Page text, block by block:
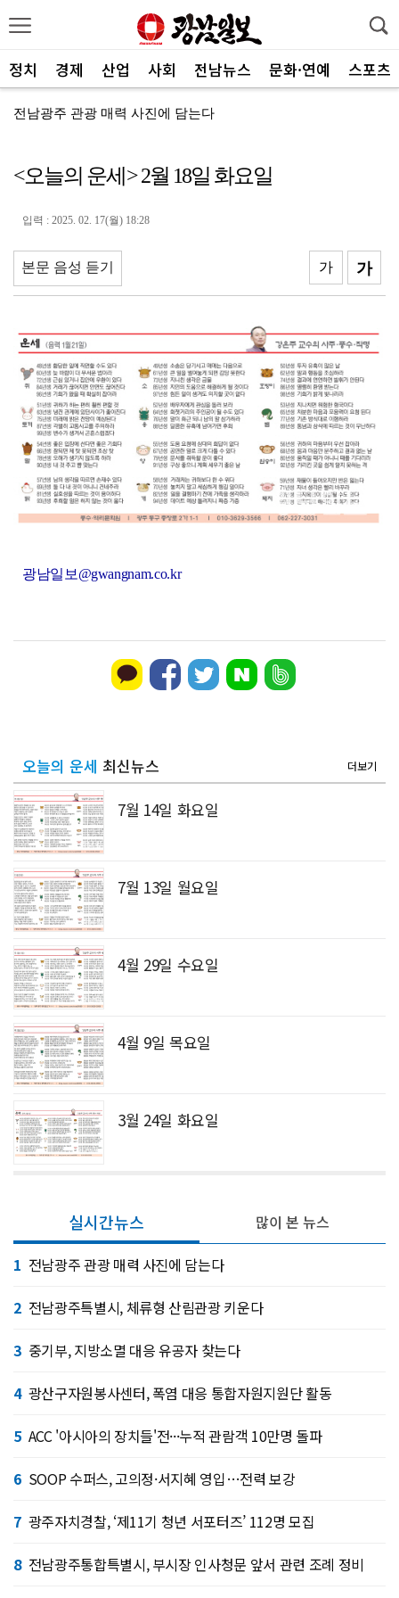
정치 경제 산업 사회 전남뉴스 문화·연예 스포츠
전남광주 관광 매력 사진에 담는다
중기부, 지방소멸 대응 유공자 찾는다
SOOP 수퍼스, 고의정·서지혜 영입…전력 보강
전남광주통합특별시, 부시장 인사청문 앞서 관련 조례 정...
중진공, 유망 중소기업 최대 20억 성장자금
현대차그룹, 공동주택서 주차로봇 실증 추진
<오늘의 운세> 2월 18일 화요일
입력 : 2025. 02. 17(월) 18:28
본문 음성 듣기 가
가
광남일보@gwangnam.co.kr
오늘의 운세 최신뉴스 더보기
7월 14일 화요일
7월 13일 월요일
4월 29일 수요일
4월 9일 목요일
3월 24일 화요일
실시간뉴스
1 전남광주 관광 매력 사진에 담는다
2 전남광주특별시, 체류형 산림관광 키운다
3 중기부, 지방소멸 대응 유공자 찾는다
4 광산구자원봉사센터, 폭염 대응 통합자원지원단 활동
5 ACC '아시아의 장치들'전···누적 관람객 10만명 돌파
6 SOOP 수퍼스, 고의정·서지혜 영입…전력 보강
7 광주자치경찰, ‘제11기 청년 서포터즈’ 112명 모집
8 전남광주통합특별시, 부시장 인사청문 앞서 관련 조례 정비
많이 본 뉴스